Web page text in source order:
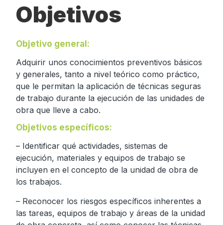
Objetivos
Objetivo general:
Adquirir unos conocimientos preventivos básicos
y generales, tanto a nivel teórico como práctico,
que le permitan la aplicación de técnicas seguras
de trabajo durante la ejecución de las unidades de
obra que lleve a cabo.
Objetivos específicos:
– Identificar qué actividades, sistemas de
ejecución, materiales y equipos de trabajo se
incluyen en el concepto de la unidad de obra de
los trabajos.
– Reconocer los riesgos específicos inherentes a
las tareas, equipos de trabajo y áreas de la unidad